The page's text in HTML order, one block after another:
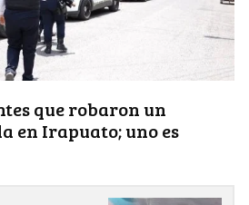
que robaron un
en Irapuato; uno es